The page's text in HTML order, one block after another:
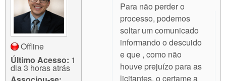
Offline
Último Acesso: 1
dia 3 horas atrás
Para não perder o
processo, podemos
soltar um comunicado
informando o descuido
e que , como não
houve prejuízo para as
licitantes, o certame a